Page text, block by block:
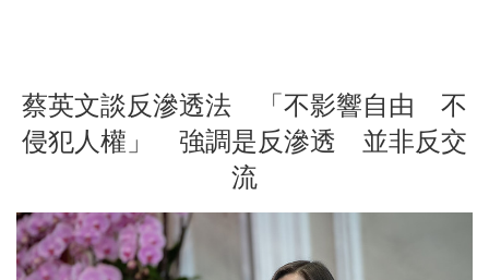
蔡英文談反滲透法 「不影響自由 不
侵犯人權」 強調是反滲透 並非反交
流